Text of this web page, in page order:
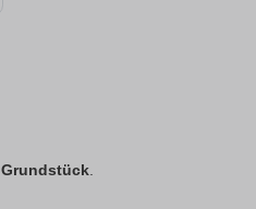
Grundstück.